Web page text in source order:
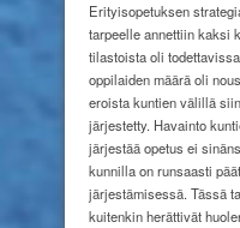
Erityisopetuksen
tarpeelle annettiin kaksi
tilastoista oli
oppilaiden määrä oli
eroista kuntien välillä
järjestetty. Havainto
järjestää opetus ei
kunnilla on runsaasti
järjestämisessä. Tässä
kuitenkin herättivät